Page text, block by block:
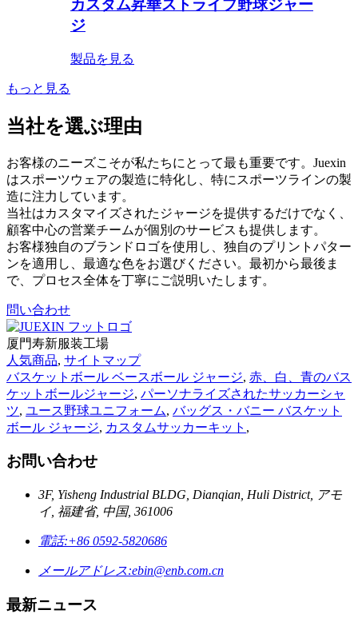
カスタム昇華ストライプ野球ジャー
ジ
製品を見る
もっと見る
当社を選ぶ理由
お客様のニーズこそが私たちにとって最も重要です。Juexin
はスポーツウェアの製造に特化し、特にスポーツラインの製
造に注力しています。
当社はカスタマイズされたジャージを提供するだけでなく、
顧客中心の営業チームが個別のサービスも提供します。
お客様独自のブランドロゴを使用し、独自のプリントパター
ンを適用し、最適な色をお選びください。最初から最後ま
で、プロセス全体を丁寧にご説明いたします。
問い合わせ
厦門寿新服装工場
人気商品, サイトマップ
バスケットボール ベースボール ジャージ, 赤、白、青のバス
ケットボールジャージ, パーソナライズされたサッカーシャ
ツ, ユース野球ユニフォーム, バッグス・バニー バスケット
ボール ジャージ, カスタムサッカーキット ,
お問い合わせ
3F, Yisheng Industrial BLDG, Dianqian, Huli District, アモ
イ, 福建省, 中国, 361006
電話:+86 0592-5820686
メールアドレス:ebin@enb.com.cn
最新ニュース